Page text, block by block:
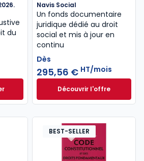
du
travail 2025/2026. 38e éd. à 52,00 € TTC
Navis Social
Un fonds documentaire
juridique dédié au droit
social et mis à jour en
continu
Dès
295,56 € HT/mois
Découvrir l'offre
Navis Social à
Dès
BEST-SELLER